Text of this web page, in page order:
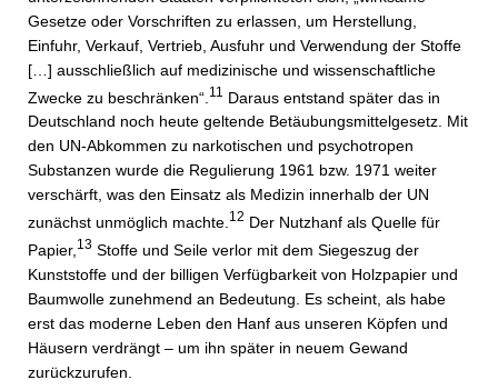
Gesetze oder Vorschriften zu erlassen, um Herstellung,
Einfuhr, Verkauf, Vertrieb, Ausfuhr und Verwendung der Stoffe
[…] ausschließlich auf medizinische und wissenschaftliche
Zwecke zu beschränken“. 11
Daraus entstand später das in
Deutschland noch heute geltende Betäubungsmittelgesetz. Mit
den UN-Abkommen zu narkotischen und psychotropen
Substanzen wurde die Regulierung 1961 bzw. 1971 weiter
verschärft, was den Einsatz als Medizin innerhalb der UN
zunächst unmöglich machte. 12 Der Nutzhanf als Quelle für
Papier, 13 Stoffe und Seile verlor mit dem Siegeszug der
Kunststoffe und der billigen Verfügbarkeit von Holzpapier und
Baumwolle zunehmend an Bedeutung. Es scheint, als habe
erst das moderne Leben den Hanf aus unseren Köpfen und
Häusern verdrängt – um ihn später in neuem Gewand
zurückzurufen.